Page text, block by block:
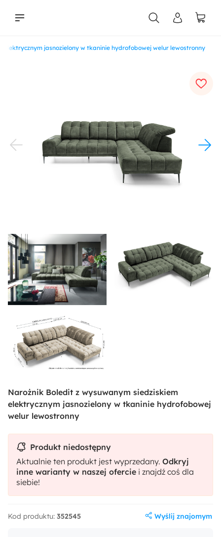
elektrycznym jasnozielony w tkaninie hydrofobowej welur lewostronny
Narożnik Boledit z wysuwanym siedziskiem
elektrycznym jasnozielony w tkaninie hydrofobowej
welur lewostronny
Produkt niedostępny
Aktualnie ten produkt jest wyprzedany. Odkryj
inne warianty w naszej ofercie i znajdź coś dla
siebie!
Kod produktu: 352545 Wyślij znajomym